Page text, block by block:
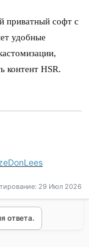
приватный софт с
удобные
контент HSR.
29 Июл 2026
ответа.